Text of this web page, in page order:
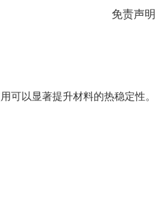
免责声明
可以显著提升材料的热稳定性。